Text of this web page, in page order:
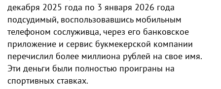
декабря 2025 года по 3 января 2026 года
подсудимый, воспользовавшись мобильным
телефоном сослуживца, через его банковское
приложение и сервис букмекерской компании
перечислил более миллиона рублей на свое имя.
Эти деньги были полностью проиграны на
спортивных ставках.